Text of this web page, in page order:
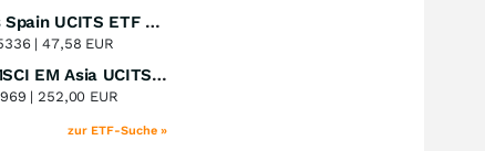
Xtrackers Spain UCITS ETF Distribution
|47,58 EUR
iShares MSCI EM Asia UCITS ETF
| 252,00 EUR
zur ETF-Suche »